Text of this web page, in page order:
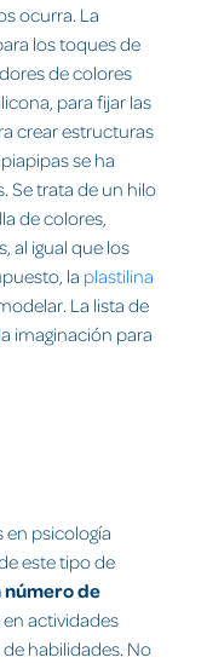
ocurra. La
los toques de
de colores
para fijar las
crear estructuras
se ha
Se trata de un hilo
de colores,
al igual que los
la plastilina
La lista de
imaginación para
en psicología
este tipo de
de
en actividades
habilidades. No